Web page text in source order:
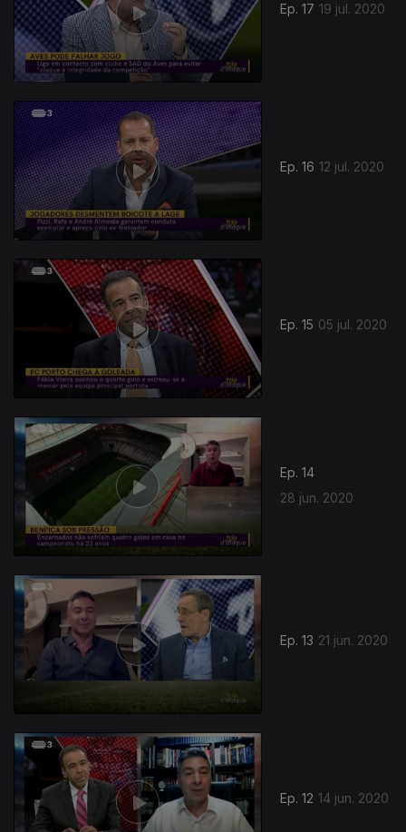
Ep. 17 19 jul. 2020
Ep. 16 12 jul. 2020
Ep. 15 05 jul. 2020
Ep. 14
28 jun. 2020
Ep. 13 21 jun. 2020
Ep. 12 14 jun. 2020
478191